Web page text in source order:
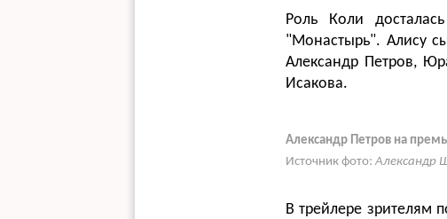
Роль Коли
"Монастырь". Алису
Александр Петров,
Исакова.
Александр Петров на
Источник фото: Александр
В трейлере зрителям